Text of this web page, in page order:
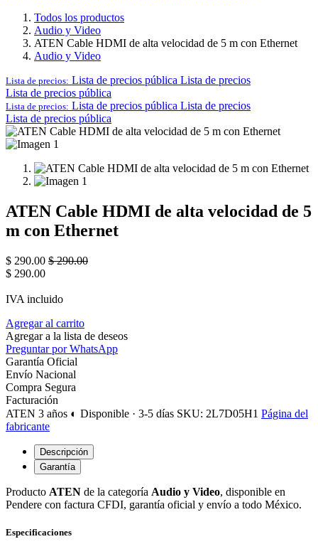
Todos los productos
Audio y Video
ATEN Cable HDMI de alta velocidad de 5 m con Ethernet
Audio y Video
Lista de precios: Lista de precios pública Lista de precios
Lista de precios pública
Lista de precios: Lista de precios pública Lista de precios
Lista de precios pública
ATEN Cable HDMI de alta velocidad de 5
m con Ethernet
$ 290.00 $290.00
$ 290.00
IVA incluido
Agregar al carrito
Agregar a la lista de deseos
Preguntar por WhatsApp
Garantía Oficial
Envío Nacional
Compra Segura
Facturación
ATEN 3 años ◐ Disponible · 3-5 días SKU: 2L7D05H1 Página del
fabricante
Descripción
Garantía
Producto ATEN de la categoría Audio y Video, disponible en
Pendere con factura CFDI, garantía oficial y envío a todo México.
Especificaciones